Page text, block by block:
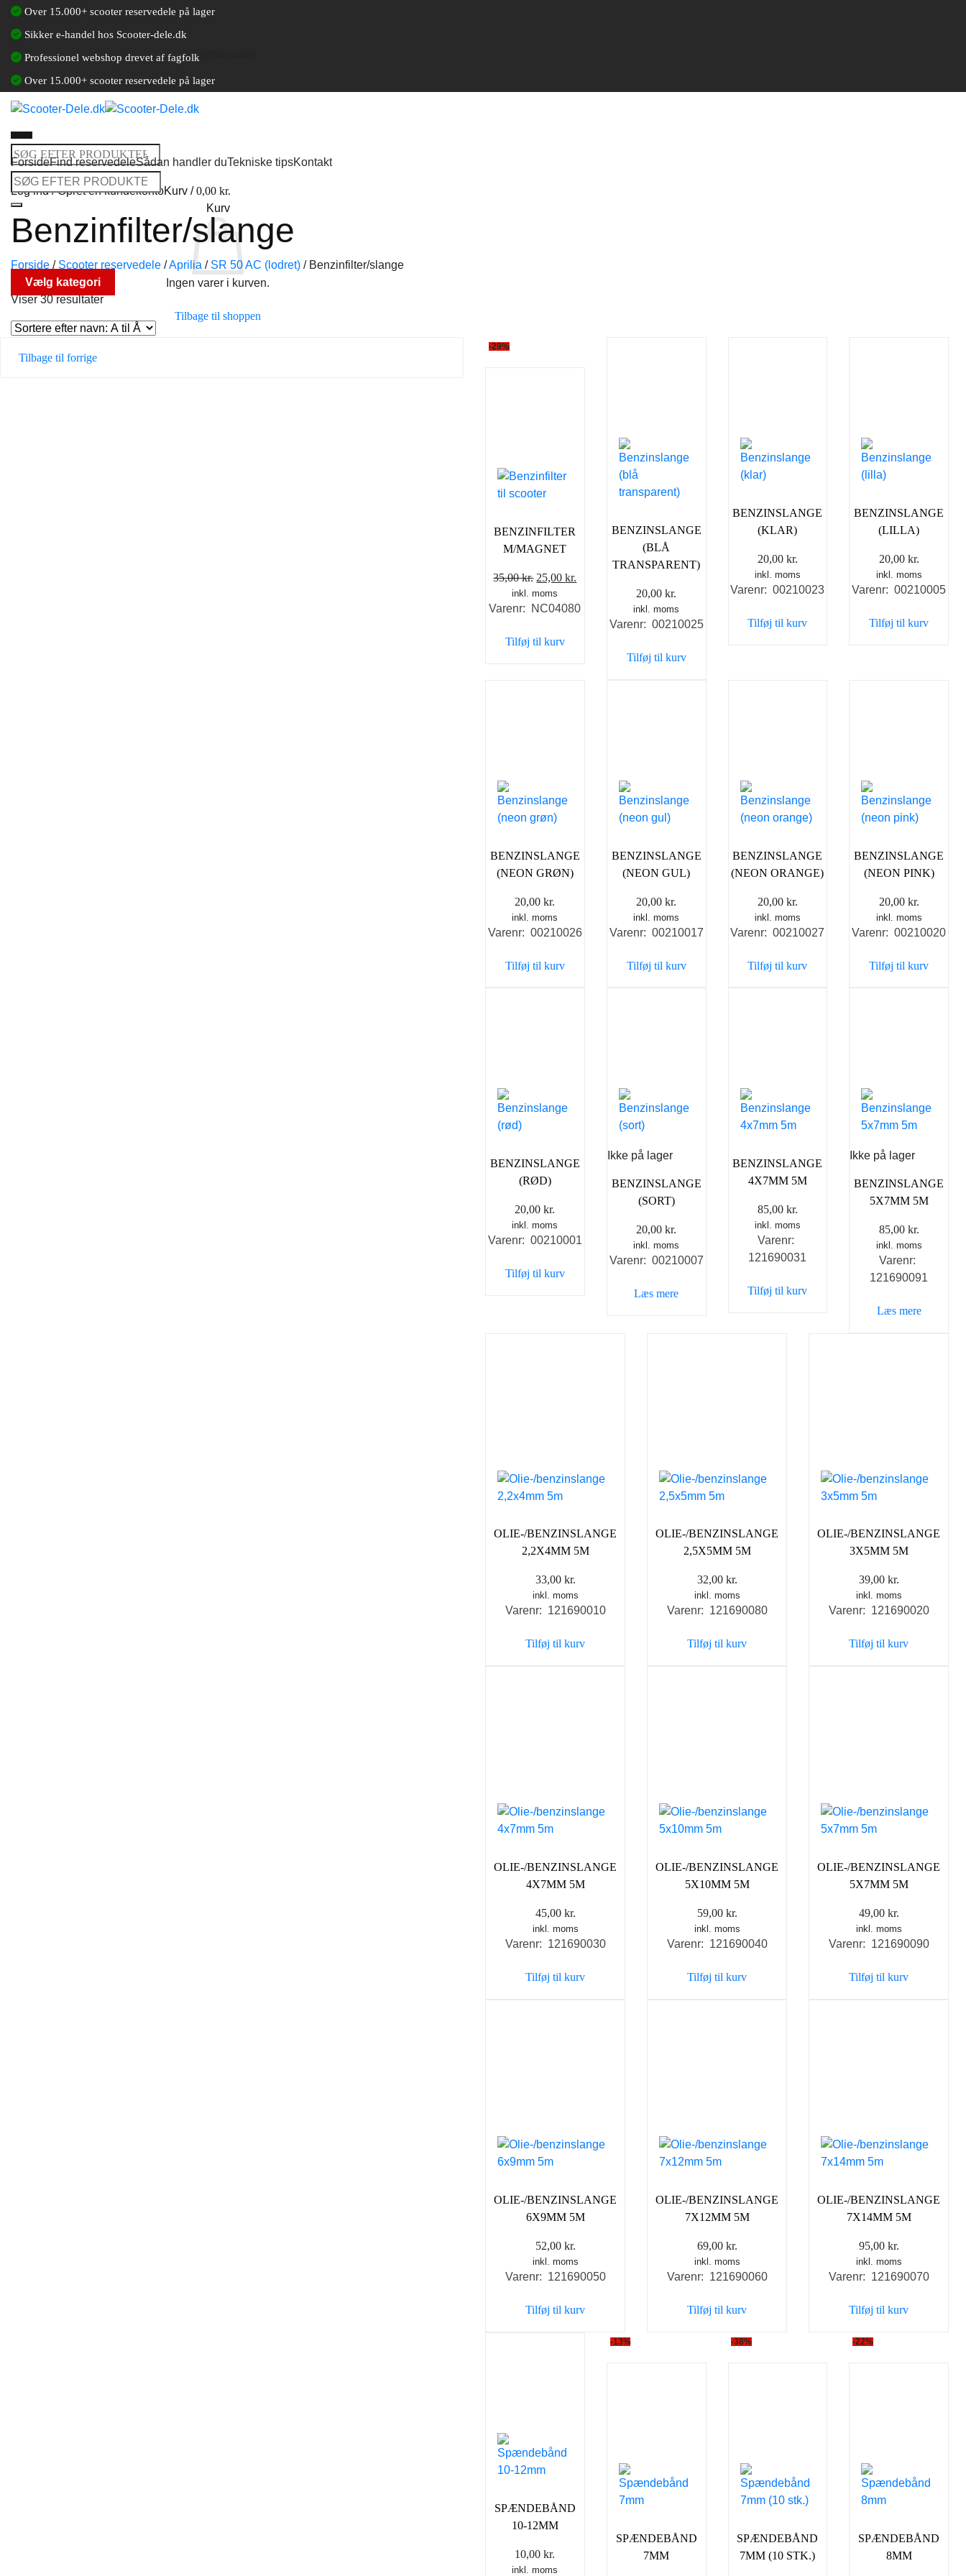
Fortsæt
indhold
Over 15.000+ scooter reservedele på lager
Sikker e-handel hos Scooter-dele.dk
Professionel webshop drevet af fagfolk
Over 15.000+ scooter reservedele på lager
Søg
efter:
Log ind / Opret en kundekontoKurv /0,00 kr.
Kurv
Ingen varer i kurven.
Tilbage til shoppen
ForsideFind reservedeleSådan handler duTekniske tipsKontakt
Søg
efter:
Benzinfilter/slange
Forside / Scooter reservedele /Aprilia / SR 50 AC (lodret) /Benzinfilter/slange
Vælg kategori
Viser 30 resultater
Tilbage til forrige
-29%
BENZINFILTER
M/MAGNET
35,00kr. Den
oprindelige
pris
35,00 kr..
25,00kr.
pris
inkl. moms
Varenr: NC04080
Tilføj til kurv
BENZINSLANGE
(BLÅ
TRANSPARENT)
20,00kr.
inkl. moms
Varenr: 00210025
Tilføj til kurv
BENZINSLANGE
(KLAR)
20,00 kr.
inkl. moms
Varenr: 00210023
Tilføj til kurv
BENZINSLANGE
(LILLA)
20,00 kr.
inkl. moms
Varenr: 00210005
Tilføj til kurv
BENZINSLANGE
(NEON GRØN)
20,00kr.
inkl. moms
Varenr: 00210026
Tilføj til kurv
BENZINSLANGE
(NEON GUL)
20,00kr.
inkl. moms
Varenr: 00210017
Tilføj til kurv
BENZINSLANGE
(NEON ORANGE)
20,00 kr.
inkl. moms
Varenr: 00210027
Tilføj til kurv
BENZINSLANGE
(NEON PINK)
20,00 kr.
inkl. moms
Varenr: 00210020
Tilføj til kurv
BENZINSLANGE
(RØD)
20,00kr.
inkl. moms
Varenr: 00210001
Tilføj til kurv
Ikke på lager
BENZINSLANGE
(SORT)
20,00kr.
inkl. moms
Varenr: 00210007
Læs mere
BENZINSLANGE
4X7MM 5M
85,00 kr.
inkl. moms
Varenr:
121690031
Tilføj til kurv
Ikke på lager
BENZINSLANGE
5X7MM 5M
85,00 kr.
inkl. moms
Varenr:
121690091
Læs mere
OLIE-/BENZINSLANGE
2,2X4MM 5M
33,00 kr.
inkl. moms
Varenr: 121690010
Tilføj til kurv
OLIE-/BENZINSLANGE
2,5X5MM 5M
32,00 kr.
inkl. moms
Varenr: 121690080
Tilføj til kurv
OLIE-/BENZINSLANGE
3X5MM 5M
39,00 kr.
inkl. moms
Varenr: 121690020
Tilføj til kurv
OLIE-/BENZINSLANGE
4X7MM 5M
45,00 kr.
inkl. moms
Varenr: 121690030
Tilføj til kurv
OLIE-/BENZINSLANGE
5X10MM 5M
59,00 kr.
inkl. moms
Varenr: 121690040
Tilføj til kurv
OLIE-/BENZINSLANGE
5X7MM 5M
49,00 kr.
inkl. moms
Varenr: 121690090
Tilføj til kurv
OLIE-/BENZINSLANGE
6X9MM 5M
52,00 kr.
inkl. moms
Varenr: 121690050
Tilføj til kurv
OLIE-/BENZINSLANGE
7X12MM 5M
69,00 kr.
inkl. moms
Varenr: 121690060
Tilføj til kurv
OLIE-/BENZINSLANGE
7X14MM 5M
95,00 kr.
inkl. moms
Varenr: 121690070
Tilføj til kurv
SPÆNDEBÅND
10-12MM
10,00kr.
inkl. moms
-13%
SPÆNDEBÅND
7MM
-38%
SPÆNDEBÅND
7MM (10 STK.)
-22%
SPÆNDEBÅND
8MM